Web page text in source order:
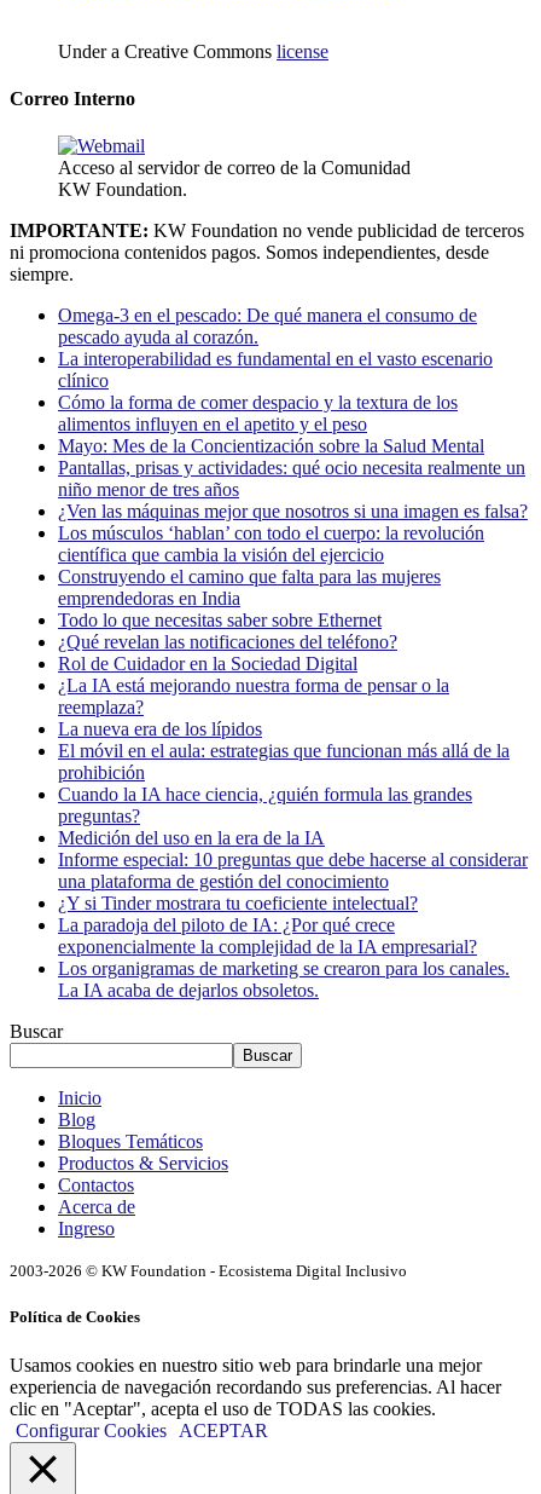
Under a Creative Commons license
Correo Interno
Acceso al servidor de correo de la Comunidad
KW Foundation.
IMPORTANTE: KW Foundation no vende publicidad de terceros
ni promociona contenidos pagos. Somos independientes, desde
siempre.
Omega-3 en el pescado: De qué manera el consumo de
pescado ayuda al corazón.
La interoperabilidad es fundamental en el vasto escenario
clínico
Cómo la forma de comer despacio y la textura de los
alimentos influyen en el apetito y el peso
Mayo: Mes de la Concientización sobre la Salud Mental
Pantallas, prisas y actividades: qué ocio necesita realmente un
niño menor de tres años
¿Ven las máquinas mejor que nosotros si una imagen es falsa?
Los músculos ‘hablan’ con todo el cuerpo: la revolución
científica que cambia la visión del ejercicio
Construyendo el camino que falta para las mujeres
emprendedoras en India
Todo lo que necesitas saber sobre Ethernet
¿Qué revelan las notificaciones del teléfono?
Rol de Cuidador en la Sociedad Digital
¿La IA está mejorando nuestra forma de pensar o la
reemplaza?
La nueva era de los lípidos
El móvil en el aula: estrategias que funcionan más allá de la
prohibición
Cuando la IA hace ciencia, ¿quién formula las grandes
preguntas?
Medición del uso en la era de la IA
Informe especial: 10 preguntas que debe hacerse al considerar
una plataforma de gestión del conocimiento
¿Y si Tinder mostrara tu coeficiente intelectual?
La paradoja del piloto de IA: ¿Por qué crece
exponencialmente la complejidad de la IA empresarial?
Los organigramas de marketing se crearon para los canales.
La IA acaba de dejarlos obsoletos.
Buscar
Buscar
Inicio
Blog
Bloques Temáticos
Productos & Servicios
Contactos
Acerca de
Ingreso
2003-2026 © KW Foundation - Ecosistema Digital Inclusivo
Política de Cookies
Usamos cookies en nuestro sitio web para brindarle una mejor
experiencia de navegación recordando sus preferencias. Al hacer
clic en "Aceptar", acepta el uso de TODAS las cookies.
Configurar Cookies
ACEPTAR